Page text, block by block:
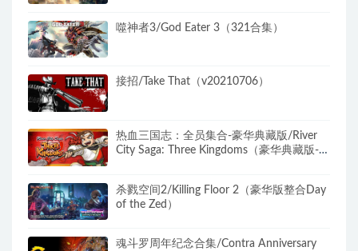
噬神者3/God Eater 3（321合集）
接招/Take That（v20210706）
热血三国志：全员集合-豪华典藏版/River
City Saga: Three Kingdoms（豪华典藏版-
杀戮空间2/Killing Floor 2（豪华版整合Day
of the Zed）
魂斗罗周年纪念合集/Contra Anniversary